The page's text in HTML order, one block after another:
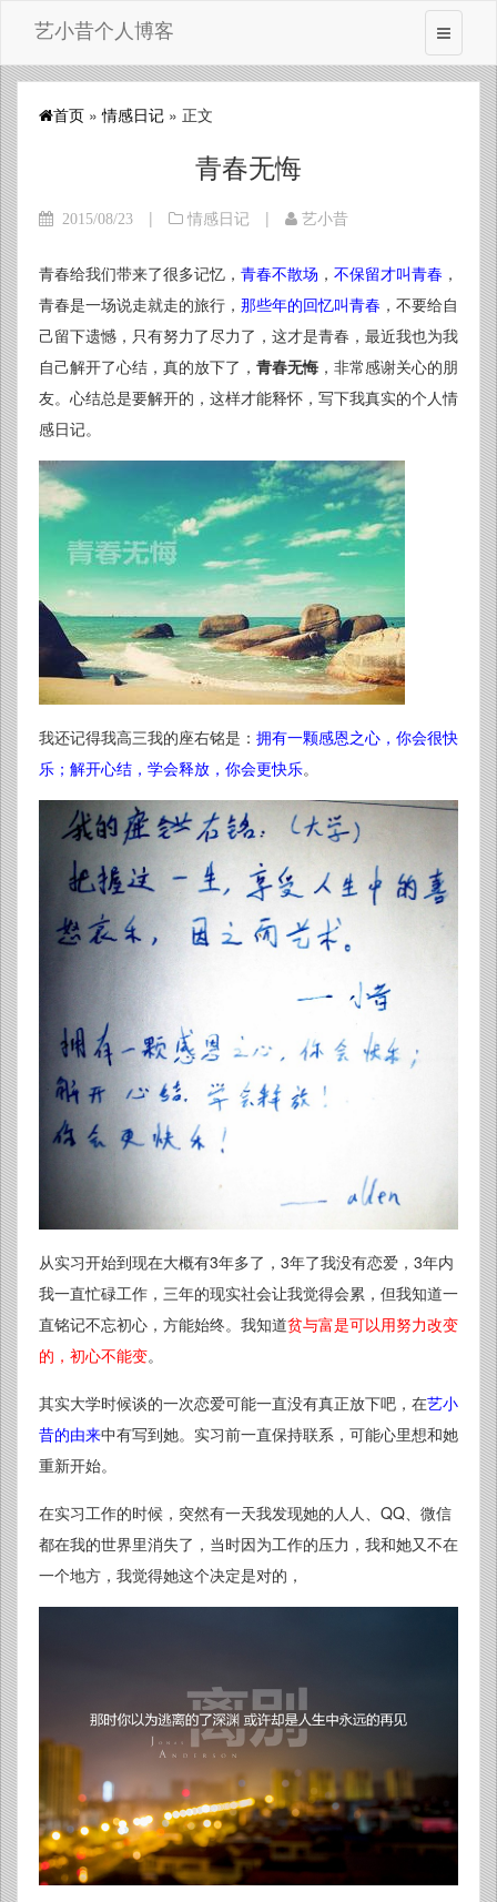
艺小昔个人博客
首页 »情感日记 » 正文
青春无悔
2015/08/23 | 情感日记 | 艺小昔
青春给我们带来了很多记忆， 青春不散场 ， 不保留才叫青春 ，
青春是一场说走就走的旅行， 那些年的回忆叫青春 ，不要给自
己留下遗憾，只有努力了尽力了，这才是青春，最近我也为我
自己解开了心结，真的放下了， 青春无悔 ，非常感谢关心的朋
友。心结总是要解开的，这样才能释怀，写下我真实的个人情
感日记。
我还记得我高三我的座右铭是： 拥有一颗感恩之心，你会很快
乐；解开心结，学会释放，你会更快乐。
从实习开始到现在大概有3年多了，3年了我没有恋爱，3年内
我一直忙碌工作，三年的现实社会让我觉得会累，但我知道一
直铭记不忘初心，方能始终。我知道贫与富是可以用努力改变
的，初心不能变。
其实大学时候谈的一次恋爱可能一直没有真正放下吧，在艺小
昔的由来中有写到她。实习前一直保持联系，可能心里想和她
重新开始。
在实习工作的时候，突然有一天我发现她的人人、QQ、微信
都在我的世界里消失了，当时因为工作的压力，我和她又不在
一个地方，我觉得她这个决定是对的，